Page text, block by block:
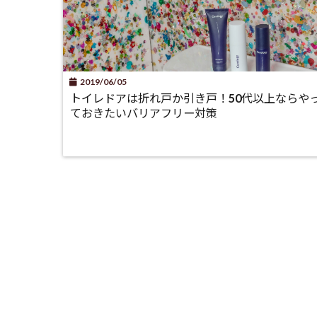
2019/06/05
トイレドアは折れ戸か引き戸！50代以上ならや
ておきたいバリアフリー対策